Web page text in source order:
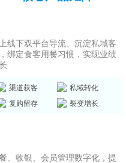
线下双平台导流、沉淀私域客
绑定食客用餐习惯，实现业绩
渠道获客
私域转化
复购留存
裂变增长
、收银、会员管理数字化，提